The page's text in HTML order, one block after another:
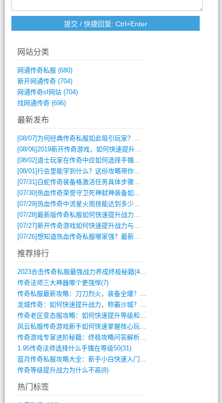
网站分类
网通传奇私服 (680)
新开网通传奇(704)
网通传奇sf网站(704)
找网通传奇(696)
最新发布
[08/07] 为何经典传奇私服如此吸引玩家？深度攻略解析
[08/06]2019新开传奇游戏，如何快速提升角色等级？
[08/02]道士玩家在传奇中应如何选择手镯装备？
[08/01]行会里能学到什么？这份攻略带你全掌握
[07/31] 白蛇传奇装备格激活任务具体步骤是什么？如何完成？
[07/30]热血传奇荣誉守卫死神弑神装备如何获取与佩戴攻略？
[07/29]热血传奇中流星火雨技能达到多少级可以开始练装备？
[07/28]最新版传奇私服如何快速提升战力与获取稀有装备？
[07/27]新开传奇游戏如何快速提升战力与获取稀有装备？
[07/26]想知道热血传奇私服哪家强？最新排行榜攻略全解析
推荐排行
2023合击传奇私服最强战力养成终极秘籍(428)
传奇法师三大神器哪个更强悍(7)
传奇私服最新攻略：刀刀烈火，装备全爆？攻(813)
龙城传奇：如何快速提升战力，称霸沙城？(802)
传奇老区变态服攻略：如何快速提升等级和战(379)
风云私服传奇游戏新手如何快速掌握核心玩法(616)
传奇游戏专家进阶秘籍：终极攻略问答解析(848)
1.95传奇法师选择什么手镯在等级50(31)
蓝月传奇私服攻略大全：新手小白快速入门指(386)
传奇等级提升战力为什么不高(8)
热门标签